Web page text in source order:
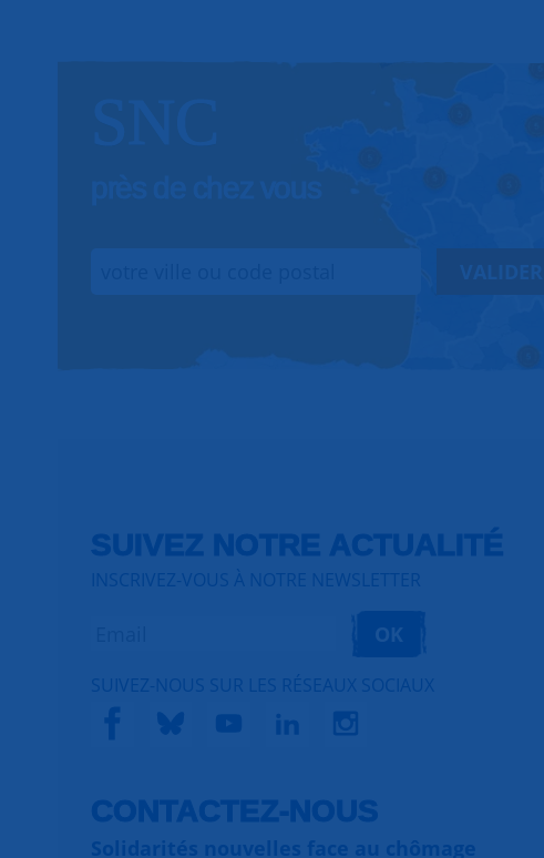
VALIDER
SUIVEZ NOTRE ACTUALITÉ
INSCRIVEZ-VOUS À NOTRE NEWSLETTER
OK
SUIVEZ-NOUS SUR LES RÉSEAUX SOCIAUX
CONTACTEZ-NOUS
Solidarités nouvelles face au chômage